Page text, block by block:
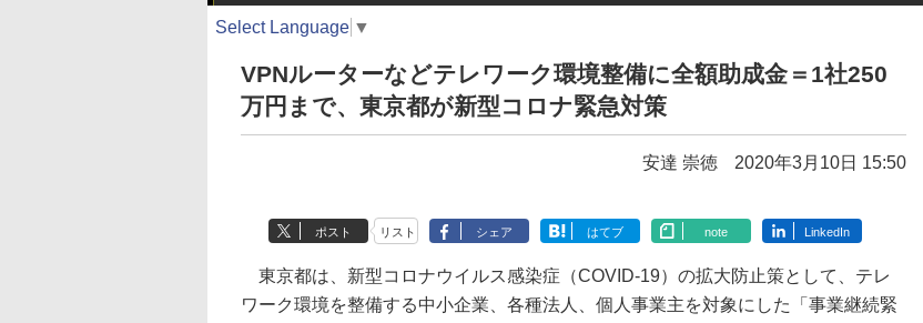
Select Language ▼
VPNルーターなどテレワーク環境整備に全額助成金＝1社250
万円まで、東京都が新型コロナ緊急対策
安達 崇徳 2020年3月10日 15:50
ポスト リスト シェア はてブ note LinkedIn
東京都は、新型コロナウイルス感染症（COVID-19）の拡大防止策として、テレ
ワーク環境を整備する中小企業、各種法人、個人事業主を対象にした「事業継続緊